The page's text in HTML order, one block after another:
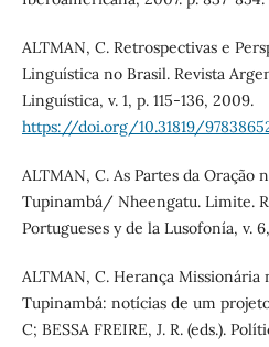
ALTMAN, C. Retrospectivas e
Linguística no Brasil. Revista
Linguística, v. 1, p. 115-136, 2009.
https://doi.org/10.31819/
ALTMAN, C. As Partes da Oração
Tupinambá/ Nheengatu. Limite.
Portugueses y de la Lusofonía, v. 6,
ALTMAN, C. Herança Missionária
Tupinambá: notícias de um
C; BESSA FREIRE, J. R. (eds.).